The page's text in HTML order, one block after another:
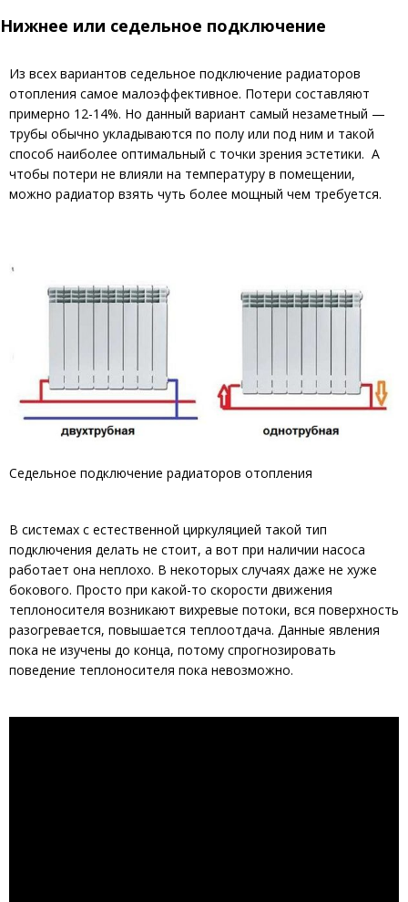
Нижнее или седельное подключение
Из всех вариантов седельное подключение радиаторов
отопления самое малоэффективное. Потери составляют
примерно 12-14%. Но данный вариант самый незаметный —
трубы обычно укладываются по полу или под ним и такой
способ наиболее оптимальный с точки зрения эстетики. А
чтобы потери не влияли на температуру в помещении,
можно радиатор взять чуть более мощный чем требуется.
Седельное подключение радиаторов отопления
В системах с естественной циркуляцией такой тип
подключения делать не стоит, а вот при наличии насоса
работает она неплохо. В некоторых случаях даже не хуже
бокового. Просто при какой-то скорости движения
теплоносителя возникают вихревые потоки, вся поверхность
разогревается, повышается теплоотдача. Данные явления
пока не изучены до конца, потому спрогнозировать
поведение теплоносителя пока невозможно.